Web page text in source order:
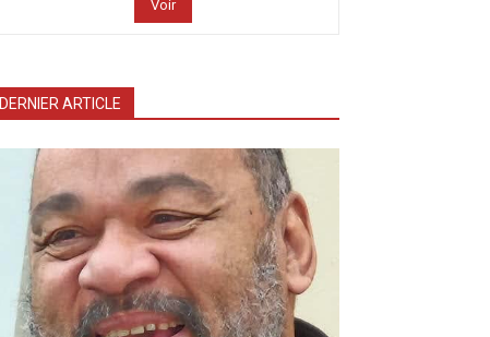
Voir
DERNIER ARTICLE